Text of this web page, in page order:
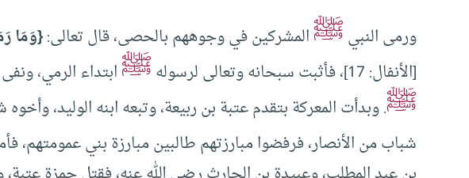
ورمى النبيﷺالمشركين في وجوههم بالحصى، قال تعالى:{وَمَا
[الأنفال: 17]، فأثبت سبحانه وتعالى لرسوله
ﷺابتداء الرمي،
ﷺ. وبدأت المعركة بتقدم عتبة بن ربيعة، وتبعه ابنه الوليد،
شباب من الأنصار، فرفضوا مبارزتهم طالبين مبارزة بني عمومتهم،